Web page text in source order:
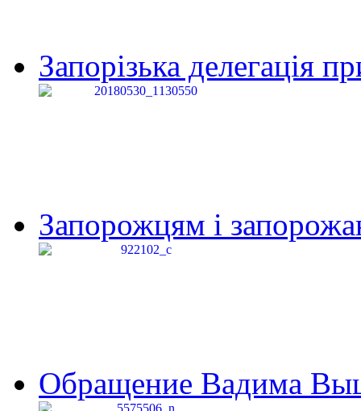
Запорізька делегація
Запорожцям і
Обращение Вадима